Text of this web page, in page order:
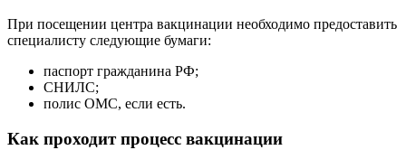
При посещении центра вакцинации необходимо предоставить
специалисту следующие бумаги:
паспорт гражданина РФ;
СНИЛС;
полис ОМС, если есть.
Как проходит процесс вакцинации